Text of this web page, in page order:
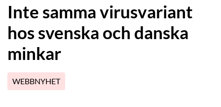
Inte samma virusvariant
hos svenska och danska
minkar
WEBBNYHET